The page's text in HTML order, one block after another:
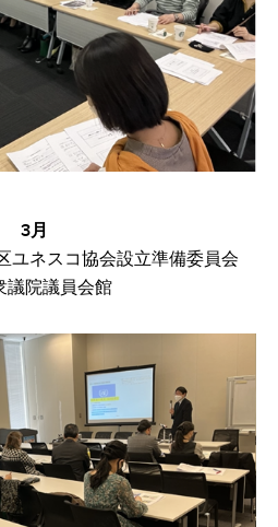
​3月
ユネスコ協会設立準備委員会​
議院議員会館